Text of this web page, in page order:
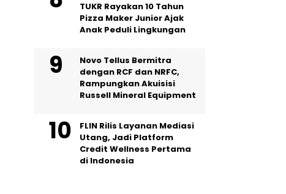
TUKR Rayakan 10 Tahun
Pizza Maker Junior Ajak
Anak Peduli Lingkungan
Novo Tellus Bermitra
dengan RCF dan NRFC,
Rampungkan Akuisisi
Russell Mineral Equipment
FLIN Rilis Layanan Mediasi
Utang, Jadi Platform
Credit Wellness Pertama
di Indonesia